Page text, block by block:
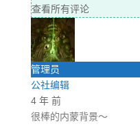
查看所有评论
管理员
公社编辑
4 年 前
很棒的内蒙背景～